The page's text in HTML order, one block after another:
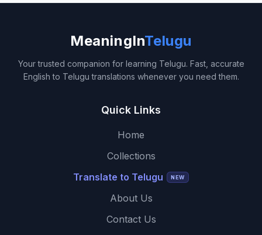
MeaningInTelugu
Your trusted companion for learning Telugu. Fast, accurate
English to Telugu translations whenever you need them.
Quick Links
Home
Collections
Translate to Telugu
NEW
About Us
Contact Us